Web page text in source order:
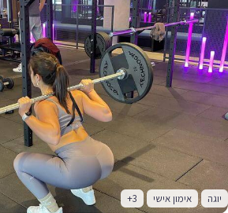
יוגה אימון אישי +3